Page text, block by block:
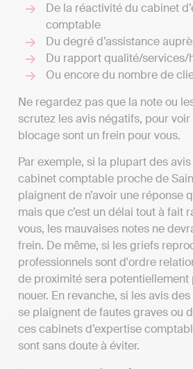
De la réactivité du cabinet
comptable
Du degré d’assistance
Du rapport qualité/services/
Ou encore du nombre de
Ne regardez pas que la note ou
scrutez les avis négatifs, pour
blocage sont un frein pour vous.
Par exemple, si la plupart des
cabinet comptable proche de
plaignent de n’avoir une réponse
mais que c’est un délai tout à fait
vous, les mauvaises notes ne
frein. De même, si les griefs
professionnels sont d'ordre
de proximité sera potentiellement
nouer. En revanche, si les avis
se plaignent de fautes graves ou
ces cabinets d’expertise
sont sans doute à éviter.